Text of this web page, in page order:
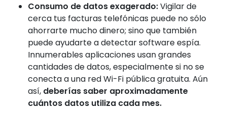
Consumo de datos exagerado:Vigilar de
cerca tus facturas telefónicas puede no sólo
ahorrarte mucho dinero; sino que también
puede ayudarte a detectar software espía.
Innumerables aplicaciones usan grandes
cantidades de datos, especialmente si no se
conecta a una red Wi-Fi pública gratuita. Aún
así, deberías saber aproximadamente
cuántos datos utiliza cada mes.